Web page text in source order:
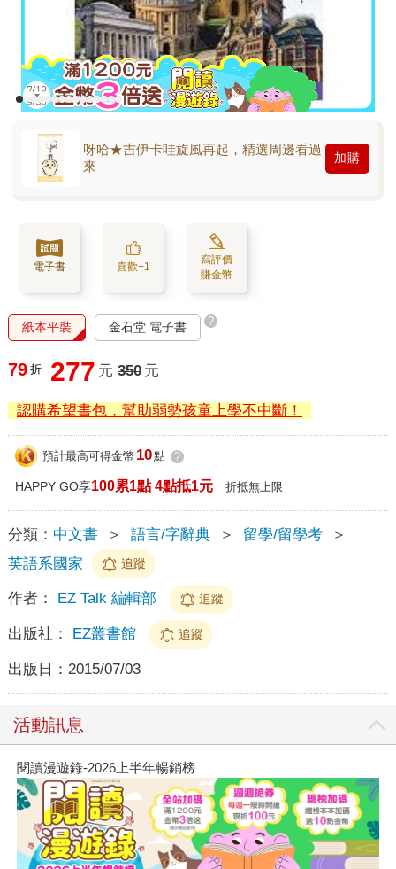
呀哈★吉伊卡哇旋風再起，精選周邊看過
來
加購
電子書 喜歡+1
寫評價
賺金幣
紙本平裝 金石堂 電子書 ?
79 折 277 元 350 元
認購希望書包，幫助弱勢孩童上學不中斷！
預計最高可得金幣 10點 ?
HAPPY GO享100累1點 4點抵1元 折抵無上限
分類： 中文書 ＞ 語言/字辭典 ＞ 留學/留學考
＞
英語系國家
追蹤
作者： EZ Talk 編輯部 追蹤
出版社： EZ叢書館 追蹤
出版日： 2015/07/03
活動訊息
閱讀漫遊錄-2026上半年暢銷榜